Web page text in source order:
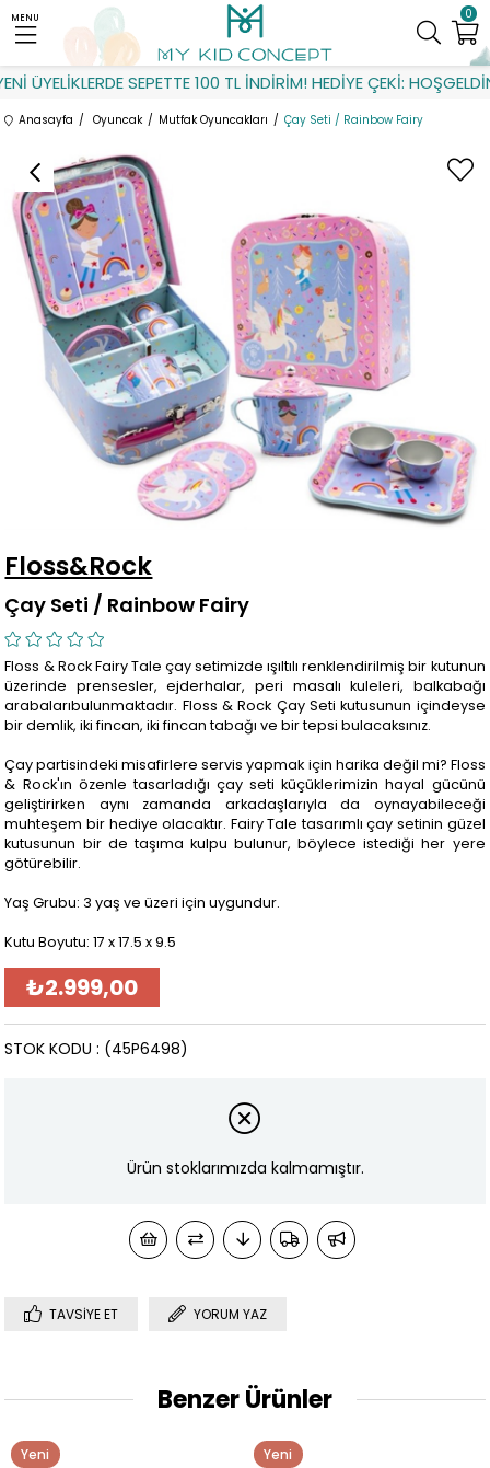
ÜYELİKLERDE SEPETTE 100 TL İNDİRİM! HEDİYE ÇEKİ: HOŞGELDİN
0
MENU
Anasayfa Oyuncak Mutfak Oyuncakları Çay Seti / Rainbow Fairy
Floss&Rock
Çay Seti / Rainbow Fairy
Floss & Rock Fairy Tale çay setimizde ışıltılı renklendirilmiş bir kutunun
üzerinde prensesler, ejderhalar, peri masalı kuleleri, balkabağı
arabalarıbulunmaktadır. Floss & Rock Çay Seti kutusunun içindeyse
bir demlik, iki fincan, iki fincan tabağı ve bir tepsi bulacaksınız.
Çay partisindeki misafirlere servis yapmak için harika değil mi? Floss
& Rock'ın özenle tasarladığı çay seti küçüklerimizin hayal gücünü
geliştirirken aynı zamanda arkadaşlarıyla da oynayabileceği
muhteşem bir hediye olacaktır. Fairy Tale tasarımlı çay setinin güzel
kutusunun bir de taşıma kulpu bulunur, böylece istediği her yere
götürebilir.
Yaş Grubu: 3 yaş ve üzeri için uygundur.
Kutu Boyutu: 17 x 17.5 x 9.5
₺2.999,00
(45P6498)
STOK KODU
Ürün stoklarımızda kalmamıştır.
TAVSIYE ET YORUM YAZ
Benzer Ürünler
Yeni
Yeni